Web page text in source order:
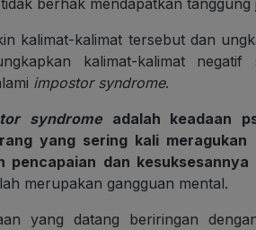
tidak berhak mendapatkan tanggung
kalimat-kalimat tersebut dan
kalimat-kalimat
impostor syndrome.
syndrome adalah keadaan
yang sering kali
pencapaian dan kesuksesannya
merupakan gangguan mental.
yang datang beriringan